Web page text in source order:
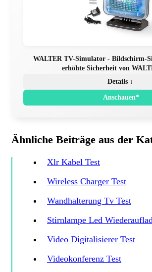
WALTER TV-Simulator - Bildschirm-
erhöhte Sicherheit von
Details ↓
Anschauen*
Ähnliche Beiträge aus der
Xlr Kabel Test
Wireless Charger Test
Wandhalterung Tv Test
Stirnlampe Led
Video Digitalisierer Test
Videokonferenz Test